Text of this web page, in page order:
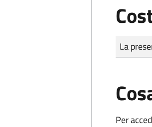
Tipo di
Importo
La
Per